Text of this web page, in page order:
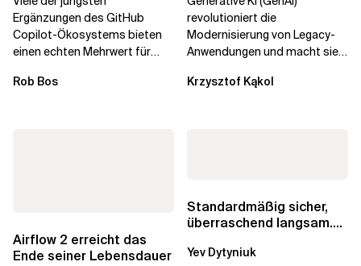
Ergänzungen des GitHub
Copilot-Ökosystems bieten
einen echten Mehrwert für
aber auch die...
Rob Bos
revolutioniert die
Modernisierung von Legacy-
Anwendungen und macht sie
Durch die Automatisierung...
Krzysztof Kąkol
Airflow 2 erreicht das
Ende seiner Lebensdauer
Standardmäßig sicher,
überraschend langsam.
über die RDS...
Yev Dytyniuk